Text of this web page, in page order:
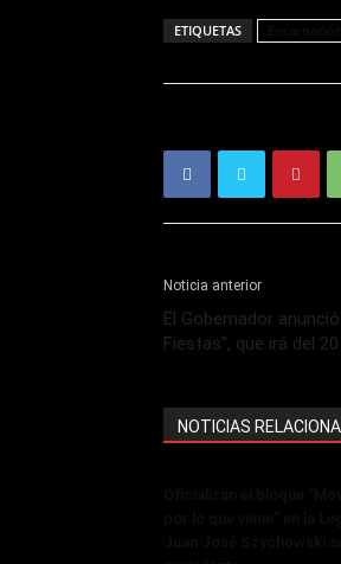
ETIQUETAS
Noticia anterior
El Gobernador
Fiestas”, que irá del
NOTICIAS